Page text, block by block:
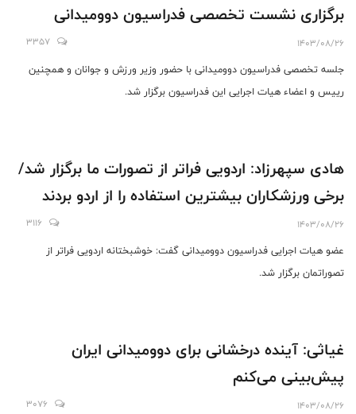
برگزاری نشست تخصصی فدراسیون دوومیدانی
1403/08/26
3357
جلسه تخصصی فدراسیون دوومیدانی با حضور وزیر ورزش و جوانان و همچنین
رییس و اعضاء هیات اجرایی این فدراسیون برگزار شد.
هادی سپهرزاد: اردویی فراتر از تصورات ما برگزار شد/
برخی ورزشکاران بیشترین استفاده را از اردو بردند
1403/08/26
3116
عضو هیات اجرایی فدراسیون دوومیدانی گفت: خوشبختانه اردویی فراتر از
تصوراتمان برگزار شد.
غیاثی: آینده درخشانی برای دوومیدانی ایران
پیش‌بینی می‌کنم
1403/08/26
3076